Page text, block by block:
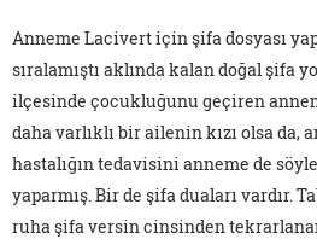
Anneme Lacivert için şifa dosyası
sıralamıştı aklında kalan doğal şifa
ilçesinde çocukluğunu geçiren
daha varlıklı bir ailenin kızı olsa da,
hastalığın tedavisini anneme de
yaparmış. Bir de şifa duaları vardır.
ruha şifa versin cinsinden